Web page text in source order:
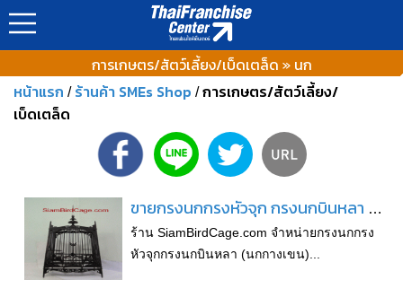
การเกษตร/สัตว์เลี้ยง/เบ็ดเตล็ด » นก
หน้าแรก / ร้านค้า SMEs Shop /การเกษตร/สัตว์เลี้ยง/
เบ็ดเตล็ด
ขายกรงนกกรงหัวจุก กรงนกบินหลา กรงนกเขา ราคาพิเศษ จัดส่งฟรีทั่วประเทศ
ร้าน SiamBirdCage.com จำหน่ายกรงนกกรง
หัวจุกกรงนกบินหลา (นกกางเขน)...